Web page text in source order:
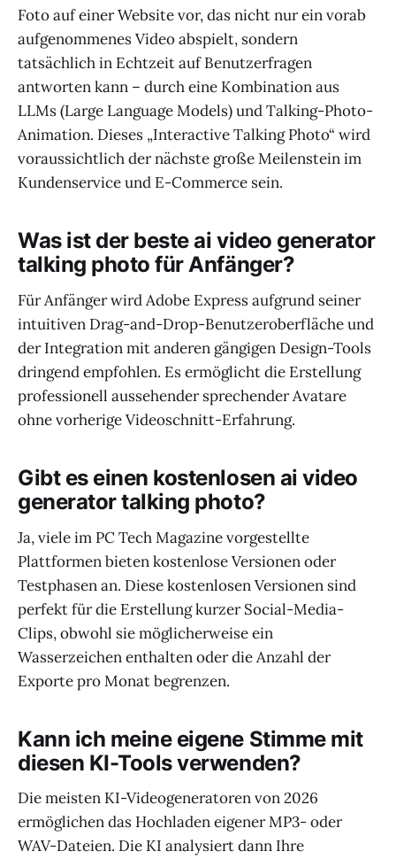
Foto auf einer Website vor, das nicht nur ein vorab
aufgenommenes Video abspielt, sondern
tatsächlich in Echtzeit auf Benutzerfragen
antworten kann – durch eine Kombination aus
LLMs (Large Language Models) und Talking-Photo-
Animation. Dieses „Interactive Talking Photo“ wird
voraussichtlich der nächste große Meilenstein im
Kundenservice und E-Commerce sein.
Was ist der beste ai video generator
talking photo für Anfänger?
Für Anfänger wird Adobe Express aufgrund seiner
intuitiven Drag-and-Drop-Benutzeroberfläche und
der Integration mit anderen gängigen Design-Tools
dringend empfohlen. Es ermöglicht die Erstellung
professionell aussehender sprechender Avatare
ohne vorherige Videoschnitt-Erfahrung.
Gibt es einen kostenlosen ai video
generator talking photo?
Ja, viele im PC Tech Magazine vorgestellte
Plattformen bieten kostenlose Versionen oder
Testphasen an. Diese kostenlosen Versionen sind
perfekt für die Erstellung kurzer Social-Media-
Clips, obwohl sie möglicherweise ein
Wasserzeichen enthalten oder die Anzahl der
Exporte pro Monat begrenzen.
Kann ich meine eigene Stimme mit
diesen KI-Tools verwenden?
Die meisten KI-Videogeneratoren von 2026
ermöglichen das Hochladen eigener MP3- oder
WAV-Dateien. Die KI analysiert dann Ihre